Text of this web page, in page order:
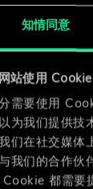
知情同意
站使用
需要使用
为我们提供技
们在社交媒体
我们的合作伙
Cookie 都需要